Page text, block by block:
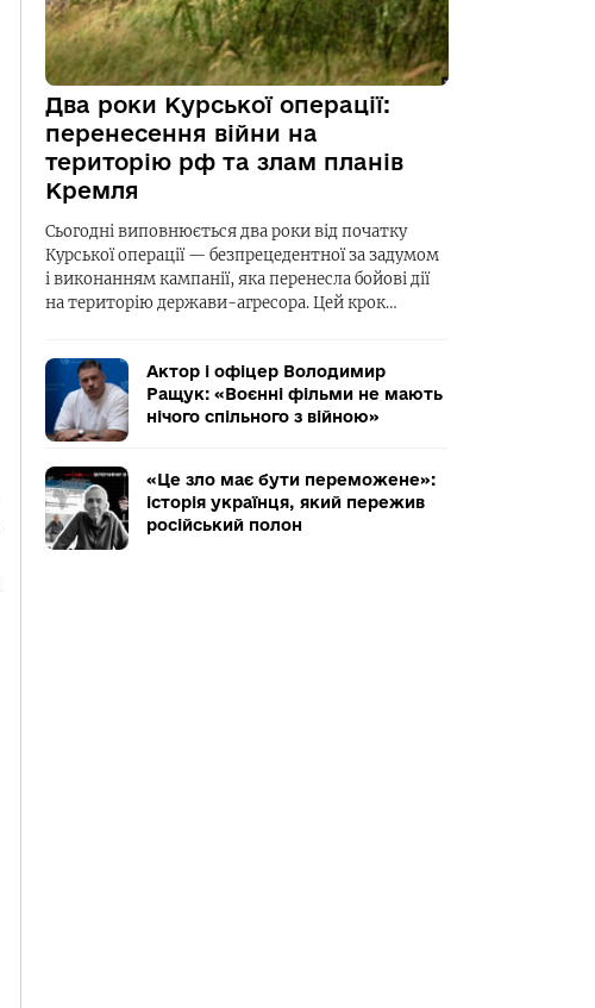
Два роки Курської операції:
перенесення війни на
територію рф та злам планів
Кремля
Сьогодні виповнюється два роки від початку
Курської операції — безпрецедентної за задумом
і виконанням кампанії, яка перенесла бойові дії
на територію держави-агресора. Цей крок…
Актор і офіцер Володимир
Ращук: «Воєнні фільми не мають
нічого спільного з війною»
«Це зло має бути переможене»:
історія українця, який пережив
російський полон